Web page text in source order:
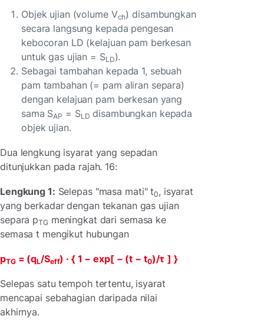
Objek ujian (volume Vch) disambungkan
secara langsung kepada pengesan
kebocoran LD (kelajuan pam berkesan
untuk gas ujian = SLD).
Sebagai tambahan kepada 1, sebuah
pam tambahan (= pam aliran separa)
dengan kelajuan pam berkesan yang
sama SAP = SLD disambungkan kepada
objek ujian.
Dua lengkung isyarat yang sepadan
ditunjukkan pada rajah. 16:
Lengkung 1: Selepas "masa mati" t0, isyarat
yang berkadar dengan tekanan gas ujian
separa pTGmeningkat dari semasa ke
semasa t mengikut hubungan
pTG= (qL/Seff) · { 1 − exp[ − (t − t0)/τ ] }
Selepas satu tempoh tertentu, isyarat
mencapai sebahagian daripada nilai
akhirnya.